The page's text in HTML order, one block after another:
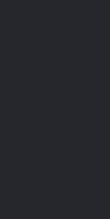
oppure sul c/c
0110 8000 0001
n. 40 – 21100
disdetta entro
l’addebito di una
se